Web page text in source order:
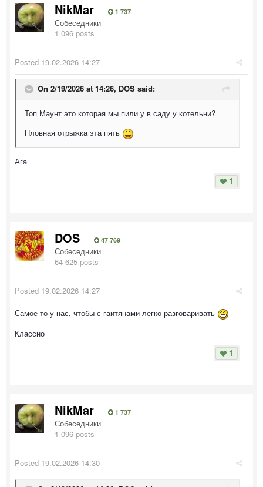
NikMar 1 737
Собеседники
1 096 posts
Posted 19.02.2026 14:27
On 2/19/2026 at 14:26, DOS said:
Топ Маунт это которая мы пили у в саду у котельни?
Пловная отрыжка эта пять
Ага
1
DOS 47 769
Собеседники
64 625 posts
Posted 19.02.2026 14:27
Самое то у нас, чтобы с гаитянами легко разговаривать
Классно
1
NikMar 1 737
Собеседники
1 096 posts
Posted 19.02.2026 14:30